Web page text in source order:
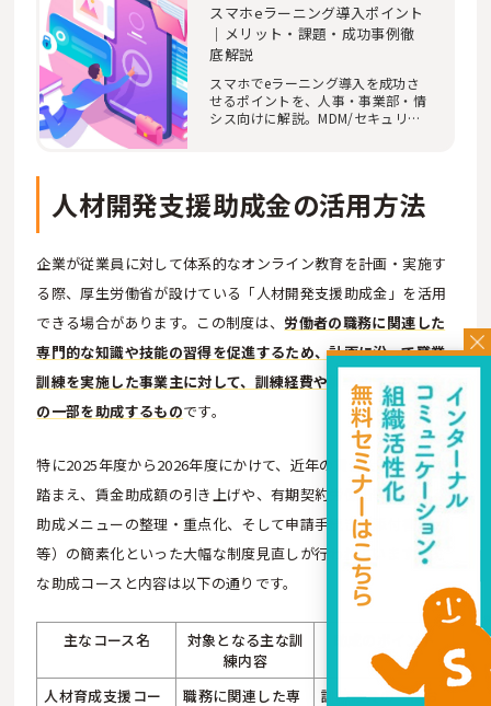
スマホeラーニング導入ポイント
｜メリット・課題・成功事例徹
底解説
スマホでeラーニング導入を成功さ
せるポイントを、人事・事業部・情
シス向けに解説。MDM/セキュリテ
人材開発支援助成金の活用方法
企業が従業員に対して体系的なオンライン教育を計画・実施す
る際、厚生労働省が設けている「人材開発支援助成金」を活用
できる場合があります。この制度は、 労働者の職務に関連した
専門的な知識や技能の習得を促進するため、計画に沿って職業
訓練を実施した事業主に対して、訓練経費や訓練期間中の賃金
の一部を助成するものです。
特に2025年度から2026年度にかけて、近年の賃金上昇の動向を
踏まえ、賃金助成額の引き上げや、有期契約労働者等に対する
助成メニューの整理・重点化、そして申請手続き（添付書類
等）の簡素化といった大幅な制度見直しが行われています。主
な助成コースと内容は以下の通りです。
主なコース名
対象となる主な訓
練内容
助成のポイント
人材育成支援コー
職務に関連した専
訓練経費の一部お